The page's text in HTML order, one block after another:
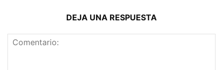
DEJA UNA RESPUESTA